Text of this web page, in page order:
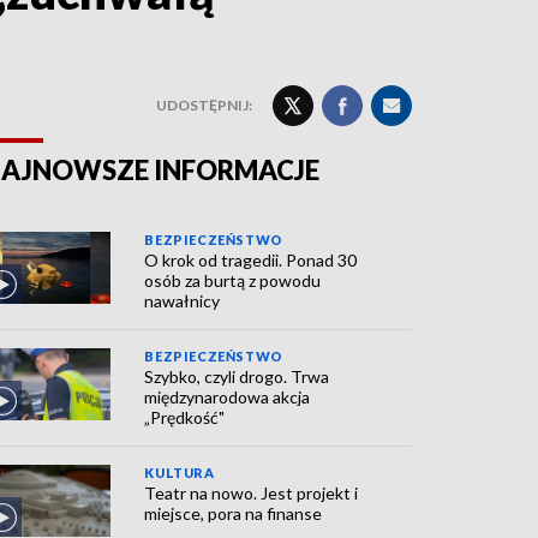
UDOSTĘPNIJ:
INFORMACJE
BEZPIECZEŃSTWO
O krok od tragedii. Ponad 30
osób za burtą z powodu
nawałnicy
BEZPIECZEŃSTWO
Szybko, czyli drogo. Trwa
międzynarodowa akcja
„Prędkość"
KULTURA
Teatr na nowo. Jest projekt i
miejsce, pora na finanse